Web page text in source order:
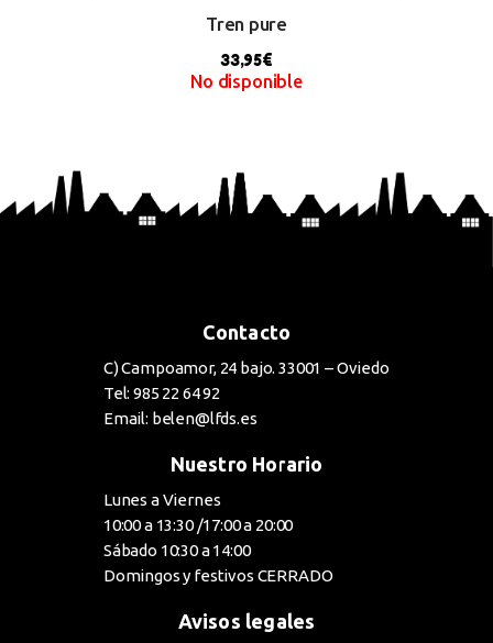
Tren pure
33,95€
No disponible
Contacto
C) Campoamor, 24 bajo. 33001 – Oviedo
Tel: 985 22 64 92
Email: belen@lfds.es
Nuestro Horario
Lunes a Viernes
10:00 a 13:30 /17:00 a 20:00
Sábado 10:30 a 14:00
Domingos y festivos CERRADO
Avisos legales